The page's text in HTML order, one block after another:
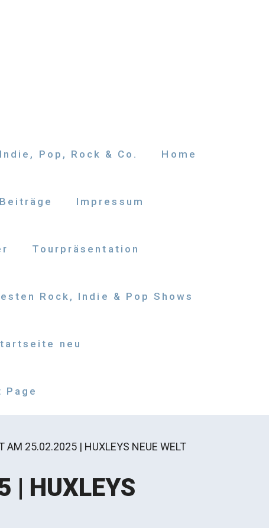
Pop, Rock & Co. Home
Impressum
Tourpräsentation
Rock, Indie & Pop Shows
neu
Page
AM 25.02.2025 | HUXLEYS NEUE WELT
| HUXLEYS